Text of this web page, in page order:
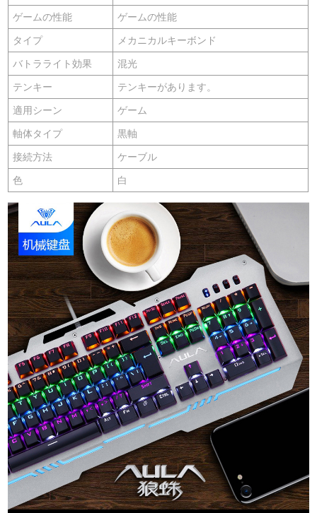
ゲームの性能 ゲームの性能
タイプ メカニカルキーボンド
バトラライト効果 混光
テンキー テンキーがあります。
適用シーン ゲーム
軸体タイプ 黒軸
接続方法 ケーブル
色 白